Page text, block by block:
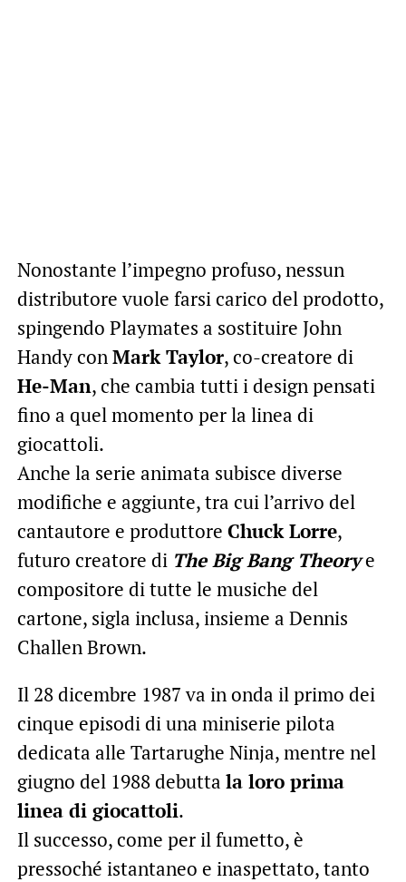
Nonostante l’impegno profuso, nessun
distributore vuole farsi carico del prodotto,
spingendo Playmates a sostituire John
Handy conMark Taylor, co-creatore di
He-Man, che cambia tutti i design pensati
fino a quel momento per la linea di
giocattoli.
Anche la serie animata subisce diverse
modifiche e aggiunte, tra cui l’arrivo del
cantautore e produttore Chuck Lorre,
futuro creatore di The Big Bang Theorye
compositore di tutte le musiche del
cartone, sigla inclusa, insieme a Dennis
Challen Brown.
Il 28 dicembre 1987 va in onda il primo dei
cinque episodi di una miniserie pilota
dedicata alle Tartarughe Ninja, mentre nel
giugno del 1988 debutta la loro prima
linea di giocattoli.
Il successo, come per il fumetto, è
pressoché istantaneo e inaspettato, tanto